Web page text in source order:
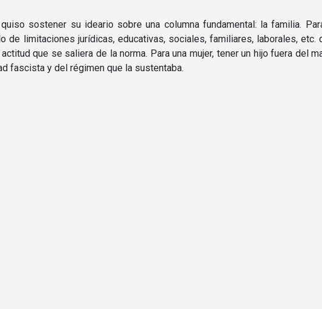
quiso sostener su ideario sobre una columna fundamental: la familia.
de limitaciones jurí­dicas, educativas, sociales, familiares, laborales,
que se saliera de la norma. Para una mujer, tener un hijo fuera del
fascista y del régimen que la sustentaba.